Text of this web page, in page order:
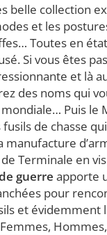
belle collection
et les
Toutes en
Si vous êtes
et là
des noms qui
Puis le
de chasse
Terminale en
guerre apporte
pour
et évidemment